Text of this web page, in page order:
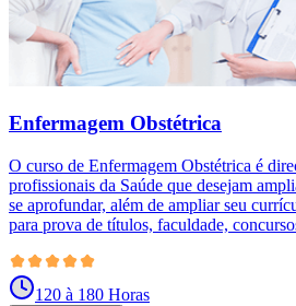
Enfermagem Obstétrica
O curso de Enfermagem Obstétrica é
profissionais da Saúde que desejam
se aprofundar, além de ampliar seu
para prova de títulos, faculdade,
120 à 180 Horas